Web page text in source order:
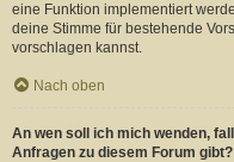
eine Funktion implementiert
deine Stimme für bestehende
vorschlagen kannst.
Nach oben
An wen soll ich mich wenden,
Anfragen zu diesem Forum gibt?